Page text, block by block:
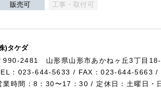
販売可 工事・取付可
)タケダ
990-2481 山形県山形市あかねヶ丘3丁目18-
：023-644-5633 / FAX：023-644-5663 /
業時間：8：30〜17：30 / 定休日：土曜日・